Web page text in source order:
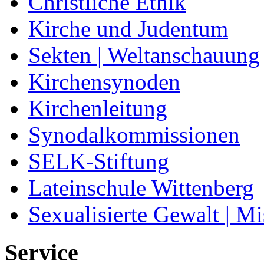
Kirche und Judentum
Sekten | Weltanschauung
Kirchensynoden
Kirchenleitung
Synodalkommissionen
SELK-Stiftung
Lateinschule Wittenberg
Sexualisierte Gewalt |
Service